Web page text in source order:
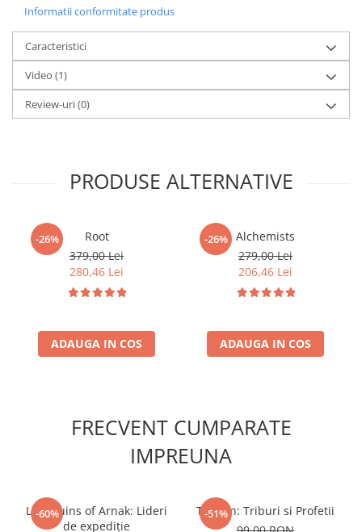
Harry Potter
Star Trek
Fallout
Stranger Things
Collectibles
Accesorii Clasice
Hello Kitty - Produse Oficiale
Sanrio
Comic Books (Benzi Desenate)
Trading Card Games
Yu-Gi-Oh!
Accesorii TCG
Weis Schwarz
Flesh and Blood
Informatii conformitate produs
Caracteristici
Video (1)
Review-uri(0)
PRODUSE ALTERNATIVE
-26%
Root
379,00 Lei
280,46 Lei
ADAUGA IN COS
-26% Alchemists
279,00 Lei
206,46 Lei
ADAUGA IN COS
FRECVENT CUMPARATE
IMPREUNA
-60%
Lost Ruins of Arnak: Lideri
de expediție
-51%
Tzolk'in: Triburi si Profetii